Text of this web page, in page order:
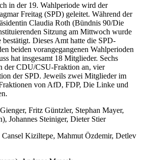
in der 19. Wahlperiode wird der
Freitag (SPD) geleitet. Während der
Claudia Roth (Bündnis 90/Die
Sitzung am Mittwoch wurde
bestätigt. Dieses Amt hatte die SPD-
beiden vorangegangenen Wahlperioden
hat insgesamt 18 Mitglieder. Sechs
der CDU/CSU-Fraktion an, vier
der SPD. Jeweils zwei Mitglieder im
von AfD, FDP, Die Linke und
Fritz Güntzler, Stephan Mayer,
Johannes Steiniger, Dieter Stier
Kiziltepe, Mahmut Özdemir, Detlev